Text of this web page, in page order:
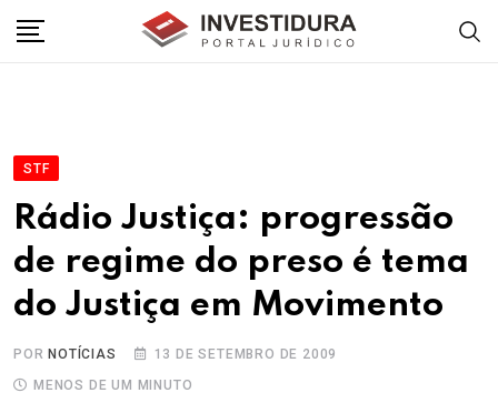
STF
Rádio Justiça: progressão
de regime do preso é tema
do Justiça em Movimento
POR NOTÍCIAS
13 DE SETEMBRO DE 2009
MENOS DE UM MINUTO